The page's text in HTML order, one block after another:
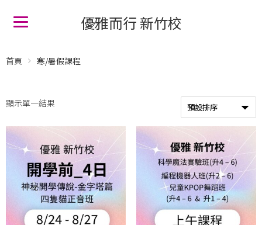
優雅而行 新竹校
首頁 寒/暑假課程
顯示單一結果